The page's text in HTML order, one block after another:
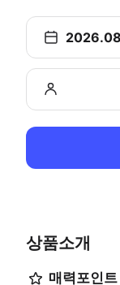
상품소개
매력포인트